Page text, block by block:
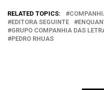
RELATED TOPICS:
EDITORA SEGUINTE
GRUPO COMPANHIA DAS
PEDRO RHUAS